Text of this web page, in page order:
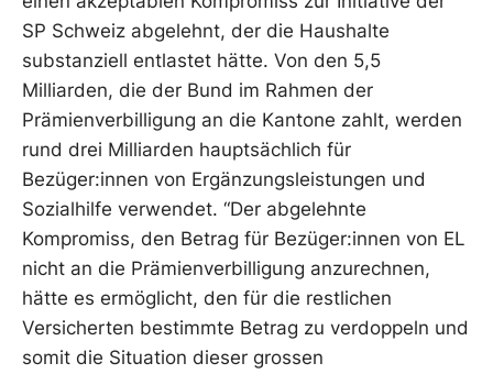
SP Schweiz abgelehnt, der die Haushalte
substanziell entlastet hätte. Von den 5,5
Milliarden, die der Bund im Rahmen der
Prämienverbilligung an die Kantone zahlt, werden
rund drei Milliarden hauptsächlich für
Bezüger:innen von Ergänzungsleistungen und
Sozialhilfe verwendet. “Der abgelehnte
Kompromiss, den Betrag für Bezüger:innen von EL
nicht an die Prämienverbilligung anzurechnen,
hätte es ermöglicht, den für die restlichen
Versicherten bestimmte Betrag zu verdoppeln und
somit die Situation dieser grossen